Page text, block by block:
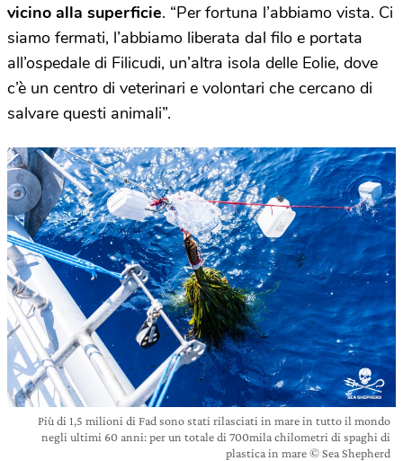
vicino alla superficie. “Per fortuna l’abbiamo vista. Ci
siamo fermati, l’abbiamo liberata dal filo e portata
all’ospedale di Filicudi, un’altra isola delle Eolie, dove
c’è un centro di veterinari e volontari che cercano di
salvare questi animali”.
Più di 1,5 milioni di Fad sono stati rilasciati in mare in tutto il mondo
negli ultimi 60 anni: per un totale di 700mila chilometri di spaghi di
plastica in mare © Sea Shepherd